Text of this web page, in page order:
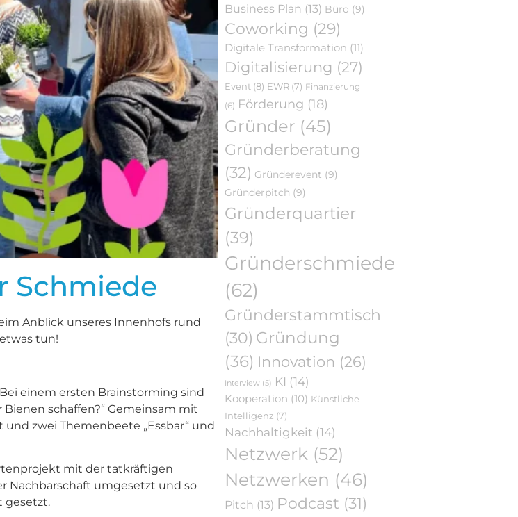
Schmiede
Anblick unseres Innenhofs rund
tun!
einem ersten Brainstorming sind
schaffen?“ Gemeinsam mit
zwei Themenbeete „Essbar“ und
mit der tatkräftigen
Nachbarschaft umgesetzt und so
gesetzt.
Business Plan (13) Büro (9)
Coworking (29)
Digitale Transformation (11)
Digitalisierung (27)
Event (8) EWR (7) Finanzierung
(6) Förderung (18)
Gründer (45)
Gründerberatung
(32) Gründerevent (9)
Gründerpitch (9)
Gründerquartier
(39)
Gründerschmiede
(62)
Gründerstammtisch
(30) Gründung
(36) Innovation (26)
Interview (5) KI (14)
Kooperation (10) Künstliche
Intelligenz (7)
Nachhaltigkeit (14)
Netzwerk (52)
Netzwerken (46)
Pitch (13) Podcast (31)